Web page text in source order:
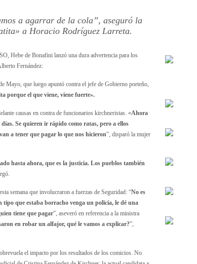
a agarrar de la cola”, aseguró la
a Horacio Rodríguez Larreta.
Hebe de Bonafini lanzó una dura advertencia para los
Fernández:
Mayo, que luego apuntó contra el jefe de Gobierno porteño,
porque el que viene, viene fuerte».
causas en contra de funcionarios kirchneristas. «Ahora
Se quieren ir rápido como ratas, pero a ellos
a tener que pagar lo que nos hicieron”, disparó la mujer
hasta ahora, que es la justicia. Los pueblos también
semana que involucraron a fuerzas de Seguridad: “No es
que estaba borracho venga un policía, le dé una
tiene que pagar”, aseveró en referencia a la ministra
en robar un alfajor, qué le vamos a explicar?”,
el impacto por los resultados de los comicios. No